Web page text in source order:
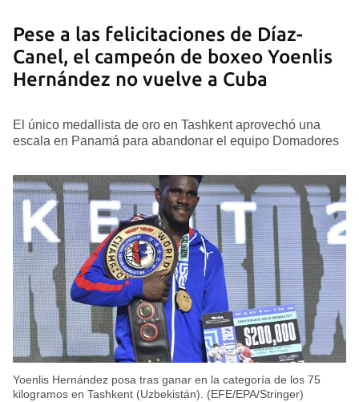
Pese a las felicitaciones de Díaz-
Canel, el campeón de boxeo Yoenlis
Hernández no vuelve a Cuba
El único medallista de oro en Tashkent aprovechó una
escala en Panamá para abandonar el equipo Domadores
Yoenlis Hernández posa tras ganar en la categoría de los 75
kilogramos en Tashkent (Uzbekistán). (EFE/EPA/Stringer)